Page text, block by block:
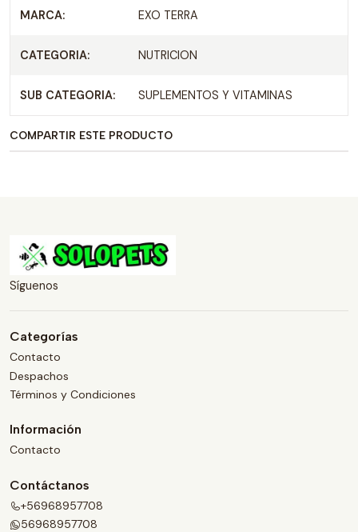
MARCA: EXO TERRA
CATEGORIA: NUTRICION
SUB CATEGORIA: SUPLEMENTOS Y VITAMINAS
COMPARTIR ESTE PRODUCTO
Síguenos
Categorías
Contacto
Despachos
Términos y Condiciones
Información
Contacto
Contáctanos
+56968957708
56968957708